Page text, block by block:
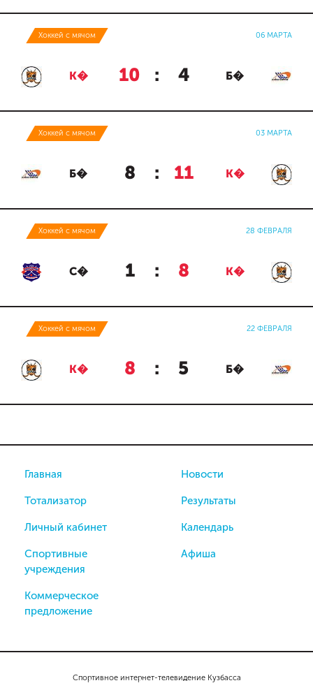
Хоккей с мячом 06 МАРТА
К� 10 : 4 Б�
Хоккей с мячом 03 МАРТА
Б� 8 : 11 К�
Хоккей с мячом 28 ФЕВРАЛЯ
С� 1 : 8 К�
Хоккей с мячом 22 ФЕВРАЛЯ
К� 8 : 5 Б�
Спортивное интернет-телевидение Кузбасса
Главная
Тотализатор
Личный кабинет
Спортивные
учреждения
Коммерческое
предложение
Новости
Результаты
Календарь
Афиша